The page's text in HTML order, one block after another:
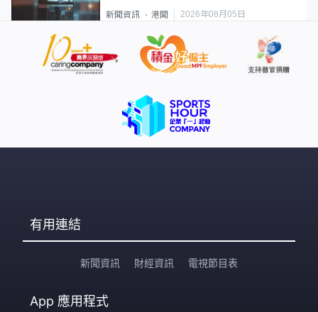
新聞資訊 港聞 2026年08月05日
有用連結
新聞資訊 財經資訊 電視節目表
App 應用程式